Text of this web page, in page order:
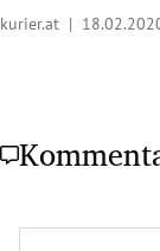
kurier.at |